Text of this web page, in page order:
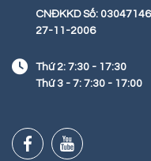
CNĐKKD Số:
27-11-2006
Thứ 2: 7:30 - 17:30
Thứ 3 - 7: 7:30 - 17:00